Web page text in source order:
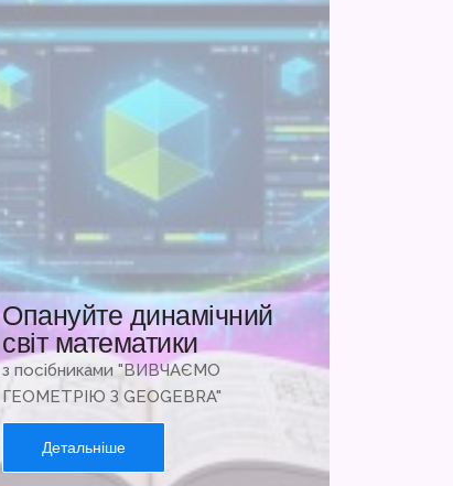
Опануйте динамічний
світ математики
з посібниками "ВИВЧАЄМО
ГЕОМЕТРІЮ З GEOGEBRA"
Детальніше